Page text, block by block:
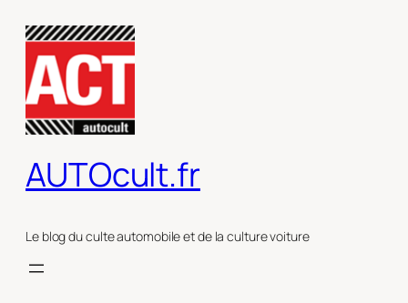
contenu
AUTOcult.fr
Le blog du culte automobile et de la culture voiture